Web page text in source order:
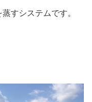
すシステムです。